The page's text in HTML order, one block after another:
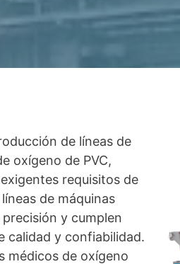
de líneas de
oxígeno de PVC,
requisitos de
de máquinas
y cumplen
calidad y confiabilidad.
médicos de oxígeno